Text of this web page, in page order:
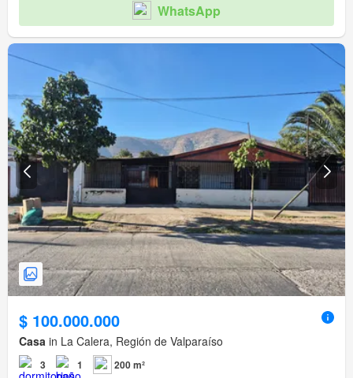
WhatsApp
$ 100.000.000
Casa in La Calera, Región de Valparaíso
3 1
200 m²